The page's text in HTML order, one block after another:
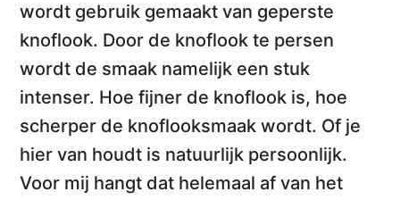
wordt gebruik gemaakt van geperste
knoflook. Door de knoflook te persen
wordt de smaak namelijk een stuk
intenser. Hoe fijner de knoflook is, hoe
scherper de knoflooksmaak wordt. Of je
hier van houdt is natuurlijk persoonlijk.
Voor mij hangt dat helemaal af van het